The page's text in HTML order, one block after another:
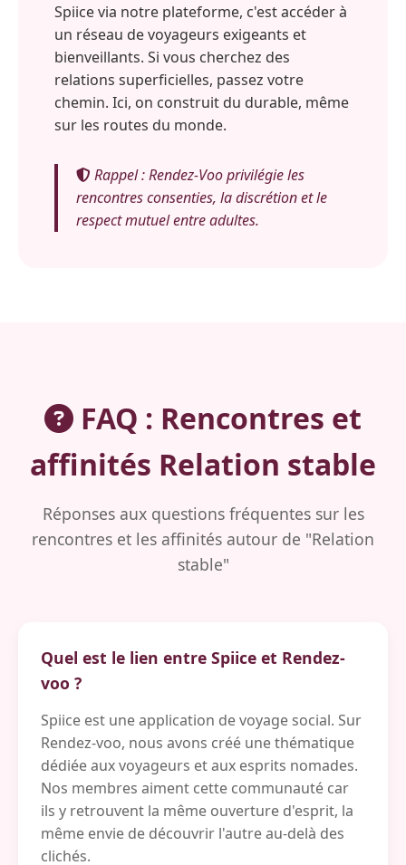
Spiice via notre plateforme, c'est accéder à
un réseau de voyageurs exigeants et
bienveillants. Si vous cherchez des
relations superficielles, passez votre
chemin. Ici, on construit du durable, même
sur les routes du monde.
Rappel : Rendez-Voo privilégie les
rencontres consenties, la discrétion et le
respect mutuel entre adultes.
FAQ : Rencontres et
affinités Relation stable
Réponses aux questions fréquentes sur les
rencontres et les affinités autour de "Relation
stable"
Quel est le lien entre Spiice et Rendez-
voo ?
Spiice est une application de voyage social. Sur
Rendez-voo, nous avons créé une thématique
dédiée aux voyageurs et aux esprits nomades.
Nos membres aiment cette communauté car
ils y retrouvent la même ouverture d'esprit, la
même envie de découvrir l'autre au-delà des
clichés.